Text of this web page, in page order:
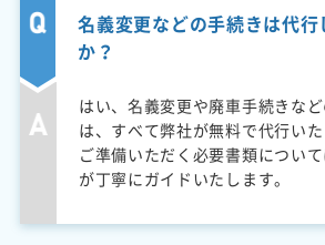
名義変更などの手続きは代
か？
はい、名義変更や廃車手続きな
は、すべて弊社が無料で代行い
ご準備いただく必要書類につい
が丁寧にガイドいたします。